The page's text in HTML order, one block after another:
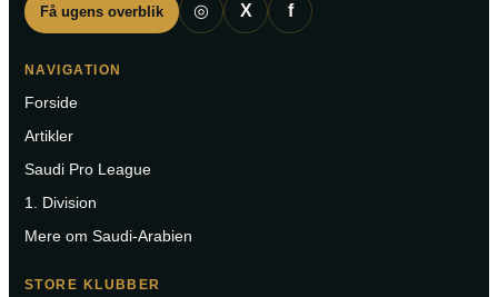
Få ugens overblik ◎ X f
NAVIGATION
Forside
Artikler
Saudi Pro League
1. Division
Mere om Saudi-Arabien
STORE KLUBBER